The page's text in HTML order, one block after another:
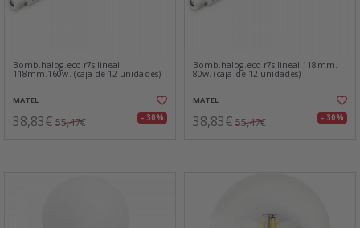
Bomb.halog.eco r7s.lineal
118mm.160w. (caja de 12 unidades)
MATEL
38,83€ 55,47€ - 30%
Bomb.halog.eco r7s.lineal 118mm.
80w. (caja de 12 unidades)
MATEL
38,83€ 55,47€ - 30%